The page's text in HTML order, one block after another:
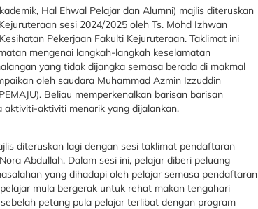
Hal Ehwal Pelajar dan Alumni) majlis diteruskan
sesi 2024/2025 oleh Ts. Mohd Izhwan
Pekerjaan Fakulti Kejuruteraan. Taklimat ini
mengenai langkah-langkah keselamatan
yang tidak dijangka semasa berada di makmal
oleh saudara Muhammad Azmin Izzuddin
Beliau memperkenalkan barisan barisan
aktiviti-aktiviti menarik yang dijalankan.
diteruskan lagi dengan sesi taklimat pendaftaran
Abdullah. Dalam sesi ini, pelajar diberi peluang
yang dihadapi oleh pelajar semasa pendaftaran
mula bergerak untuk rehat makan tengahari
petang pula pelajar terlibat dengan program